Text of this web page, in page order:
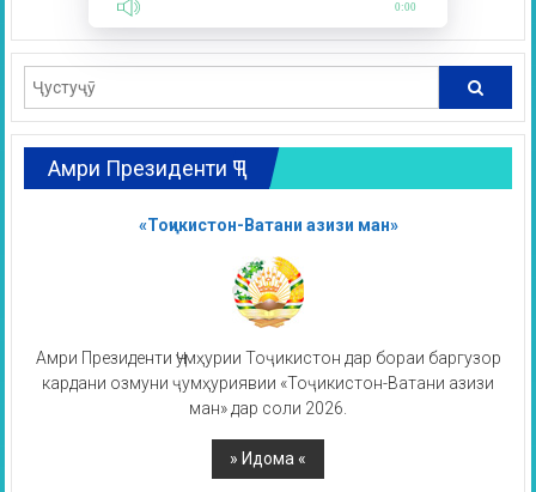
0:00
Амри Президенти ҶТ
«Тоҷикистон-Ватани азизи ман»
Амри Президенти Ҷумҳурии Тоҷикистон дар бораи баргузор
кардани озмуни ҷумҳуриявии «Тоҷикистон-Ватани азизи
ман» дар соли 2026.